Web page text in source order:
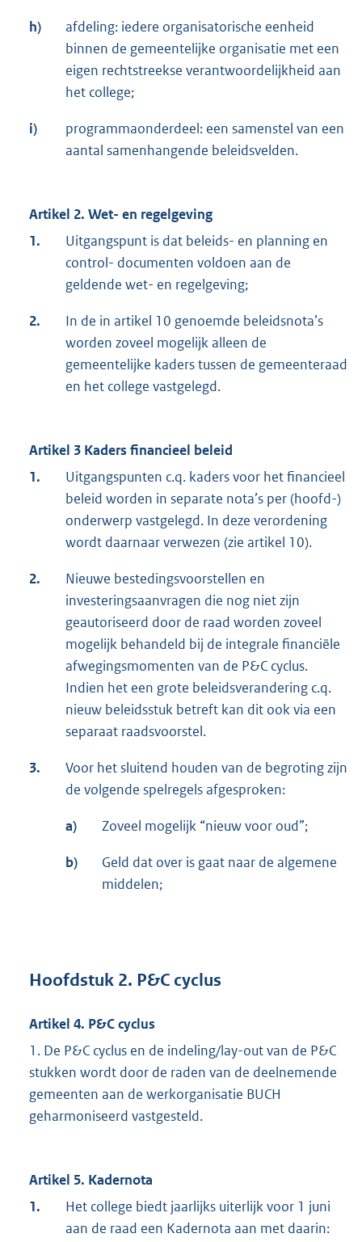
h)
afdeling: iedere organisatorische eenheid
binnen de gemeentelijke organisatie met een
eigen rechtstreekse verantwoordelijkheid aan
het college;
i)
programmaonderdeel: een samenstel van een
aantal samenhangende beleidsvelden.
Artikel 2. Wet- en regelgeving
1.
Uitgangspunt is dat beleids- en planning en
control- documenten voldoen aan de
geldende wet- en regelgeving;
2.
In de in artikel 10 genoemde beleidsnota’s
worden zoveel mogelijk alleen de
gemeentelijke kaders tussen de gemeenteraad
en het college vastgelegd.
Artikel 3 Kaders financieel beleid
1.
Uitgangspunten c.q. kaders voor het financieel
beleid worden in separate nota’s per (hoofd-)
onderwerp vastgelegd. In deze verordening
wordt daarnaar verwezen (zie artikel 10).
2.
Nieuwe bestedingsvoorstellen en
investeringsaanvragen die nog niet zijn
geautoriseerd door de raad worden zoveel
mogelijk behandeld bij de integrale financiële
afwegingsmomenten van de P&C cyclus.
Indien het een grote beleidsverandering c.q.
nieuw beleidsstuk betreft kan dit ook via een
separaat raadsvoorstel.
3.
Voor het sluitend houden van de begroting zijn
de volgende spelregels afgesproken:
a) Zoveel mogelijk “nieuw voor oud”;
b)
Geld dat over is gaat naar de algemene
middelen;
Hoofdstuk 2. P&C cyclus
Artikel 4. P&C cyclus
1. De P&C cyclus en de indeling/lay-out van de P&C
stukken wordt door de raden van de deelnemende
gemeenten aan de werkorganisatie BUCH
geharmoniseerd vastgesteld.
Artikel 5. Kadernota
1.
Het college biedt jaarlijks uiterlijk voor 1 juni
aan de raad een Kadernota aan met daarin: